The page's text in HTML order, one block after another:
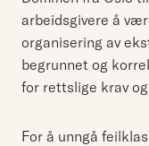
arbeidsgivere å
organisering av
begrunnet og
for rettslige krav
For å unngå